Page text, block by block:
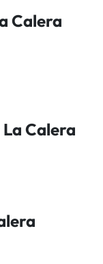
Calera
La Calera